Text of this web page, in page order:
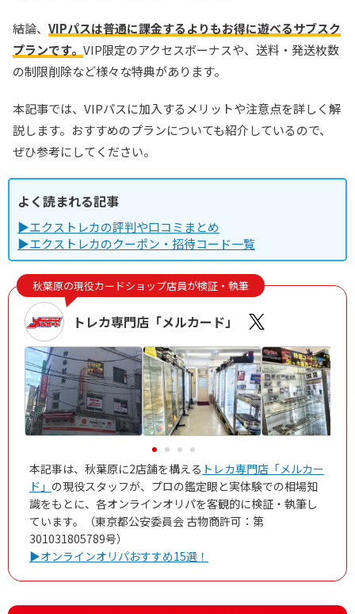
結論、 VIPパスは普通に課金するよりもお得に遊べるサブスク
プランです。 VIP限定のアクセスボーナスや、送料・発送枚数
の制限削除など様々な特典があります。
本記事では、VIPパスに加入するメリットや注意点を詳しく解
説します。おすすめのプランについても紹介しているので、
ぜひ参考にしてください。
よく読まれる記事
▶エクストレカの評判や口コミまとめ
▶エクストレカのクーポン・招待コード一覧
秋葉原の現役カードショップ店員が検証・執筆
トレカ専門店「メルカード」
本記事は、秋葉原に2店舗を構える トレカ専門店「メルカー
ド」 の現役スタッフが、プロの鑑定眼と実体験での相場知
識をもとに、各オンラインオリパを客観的に検証・執筆し
ています。（東京都公安委員会 古物商許可：第
301031805789号）
▶オンラインオリパおすすめ15選！